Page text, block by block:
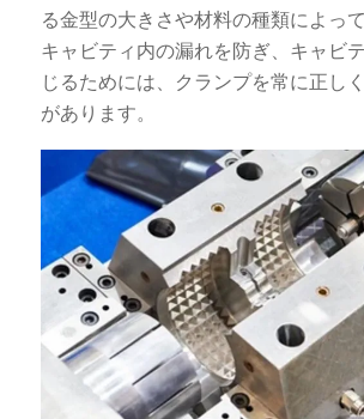
る金型の大きさや材料の種類によっ
キャビティ内の漏れを防ぎ、キャビ
じるためには、クランプを常に正し
があります。